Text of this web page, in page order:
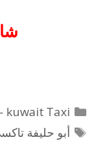
التصنيفات
kuwait Taxi - تاكسي الكويت
الوسوم
أبو حليفة